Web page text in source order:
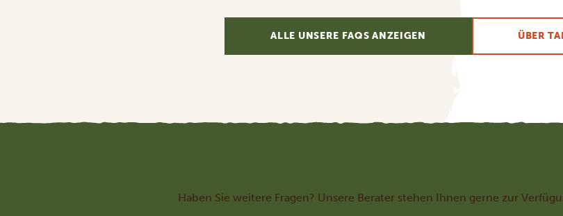
ALLE UNSERE FAQS ANZEIGEN ÜBER
Haben Sie weitere Fragen? Unsere Berater stehen Ihnen gerne zur